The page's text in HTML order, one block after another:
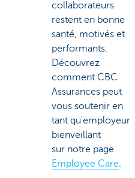
collaborateurs
restent en bonne
santé, motivés et
performants.
Découvrez
comment CBC
Assurances peut
vous soutenir en
tant qu'employeur
bienveillant
sur notre page
Employee Care.